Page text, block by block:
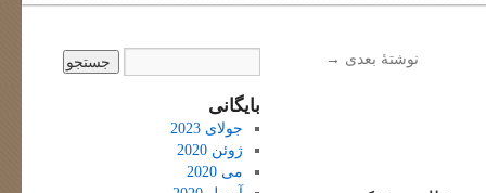
نوشتهٔ بعدی →
بایگانی
جولای 2023
ژوئن 2020
می 2020